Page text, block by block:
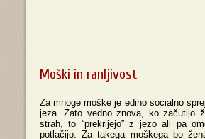
Moški in ranljivost
Za mnoge moške je edino socialno
jeza. Zato vedno znova, ko začutijo
strah, to “prekrijejo” z jezo ali pa
potlačijo. Za takega moškega bo